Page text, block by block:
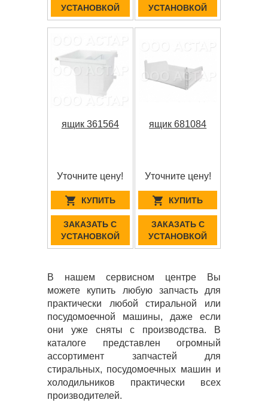
УСТАНОВКОЙ
УСТАНОВКОЙ
ящик 361564
Уточните цену!
КУПИТЬ
ЗАКАЗАТЬ С
УСТАНОВКОЙ
ящик 681084
Уточните цену!
КУПИТЬ
ЗАКАЗАТЬ С
УСТАНОВКОЙ
В нашем сервисном центре Вы
можете купить любую запчасть для
практически любой стиральной или
посудомоечной машины, даже если
они уже сняты с производства. В
каталоге представлен огромный
ассортимент запчастей для
стиральных, посудомоечных машин и
холодильников практически всех
производителей.